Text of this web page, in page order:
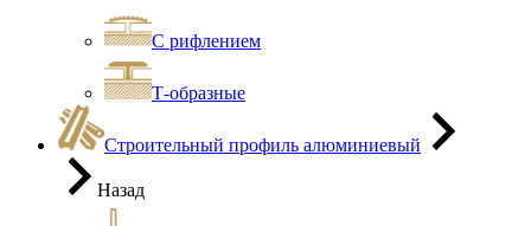
С рифлением
Т-образные
Строительный профиль алюминиевый
Назад